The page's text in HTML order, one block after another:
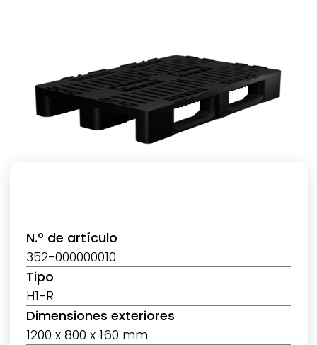
N.º de artículo
352-000000010
Tipo
H1-R
Dimensiones exteriores
1200 x 800 x 160 mm